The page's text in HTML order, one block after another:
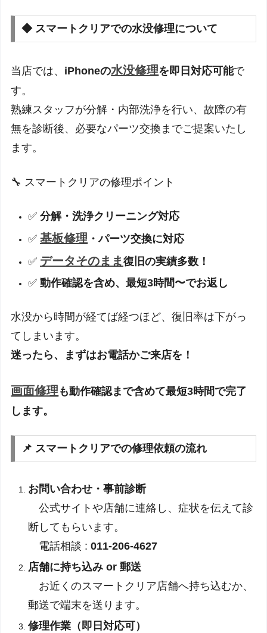
◆ スマートクリアでの水没修理について
当店では、 iPhoneの水没修理を即日対応可能で
す。
熟練スタッフが分解・内部洗浄を行い、故障の有
無を診断後、必要なパーツ交換までご提案いたし
ます。
🔧 スマートクリアの修理ポイント
✅分解・洗浄クリーニング対応
✅基板修理 ・パーツ交換に対応
✅ データそのまま復旧の実績多数！
✅動作確認を含め、最短3時間〜でお返し
水没から時間が経てば経つほど、復旧率は下がっ
てしまいます。
迷ったら、まずはお電話かご来店を！
画面修理 も動作確認まで含めて最短3時間で完了
します。
📌 スマートクリアでの修理依頼の流れ
お問い合わせ・事前診断
公式サイトや店舗に連絡し、症状を伝えて診
断してもらいます。
電話相談 :011-206-4627
店舗に持ち込み or 郵送
お近くのスマートクリア店舗へ持ち込むか、
郵送で端末を送ります。
修理作業（即日対応可）